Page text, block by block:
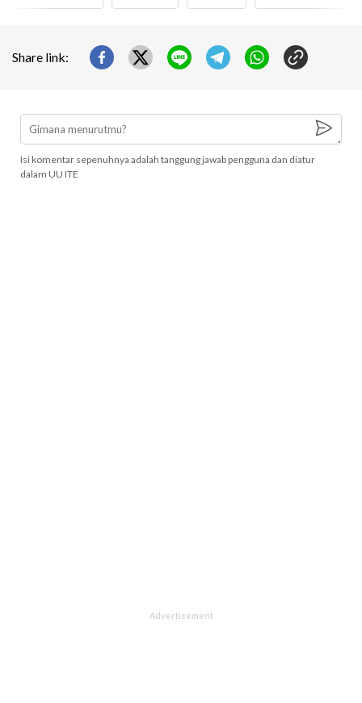
Share link:
Isi komentar sepenuhnya adalah tanggung jawab pengguna dan diatur
dalam UU ITE